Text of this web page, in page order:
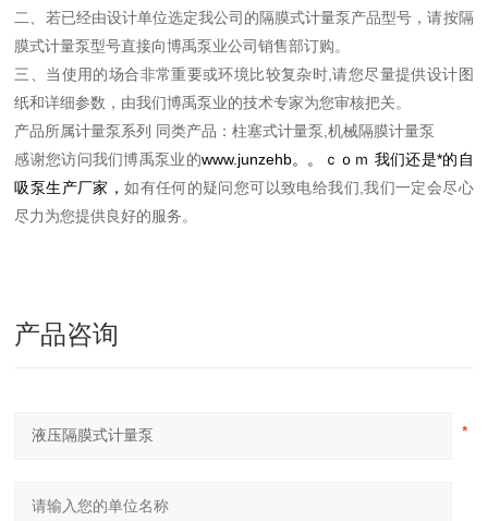
二、若已经由设计单位选定我公司的隔膜式计量泵产品型号，请按隔
膜式计量泵型号直接向博禹泵业公司销售部订购。
三、当使用的场合非常重要或环境比较复杂时,请您尽量提供设计图
纸和详细参数，由我们博禹泵业的技术专家为您审核把关。
产品所属计量泵系列 同类产品：柱塞式计量泵,机械隔膜计量泵
感谢您访问我们博禹泵业的www.junzehb。。ｃｏｍ 我们还是*的 自
吸泵生产厂家，如有任何的疑问您可以致电给我们,我们一定会尽心
尽力为您提供良好的服务。
产品咨询